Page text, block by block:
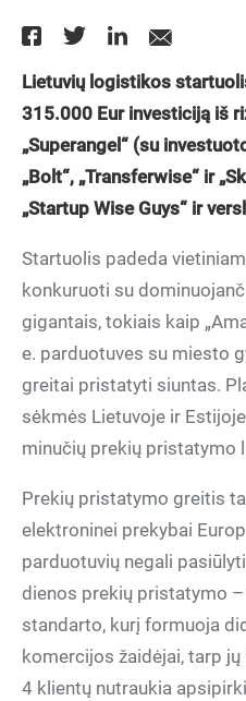
Lietuvių logistikos
315.000 Eur investiciją iš
„Superangel“ (su
„Bolt“, „Transferwise“ ir
„Startup Wise Guys“ ir
Startuolis padeda
konkuruoti su
gigantais, tokiais kaip
e. parduotuves su miesto
greitai pristatyti siuntas.
sėkmės Lietuvoje ir
minučių prekių pristatymo
Prekių pristatymo greitis
elektroninei prekybai
parduotuvių negali
dienos prekių pristatymo
standarto, kurį formuoja
komercijos žaidėjai, tarp jų
4 klientų nutraukia